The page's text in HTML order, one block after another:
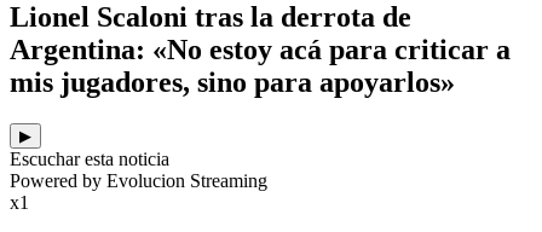
Lionel Scaloni tras la derrota de
Argentina: «No estoy acá para criticar a
mis jugadores, sino para apoyarlos»
▶
Escuchar esta noticia
Powered by Evolucion Streaming
x1